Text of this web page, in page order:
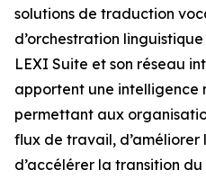
solutions de traduction
d’orchestration
LEXI Suite et son réseau
apportent une intelligence
permettant aux
flux de travail,
d’accélérer la transition